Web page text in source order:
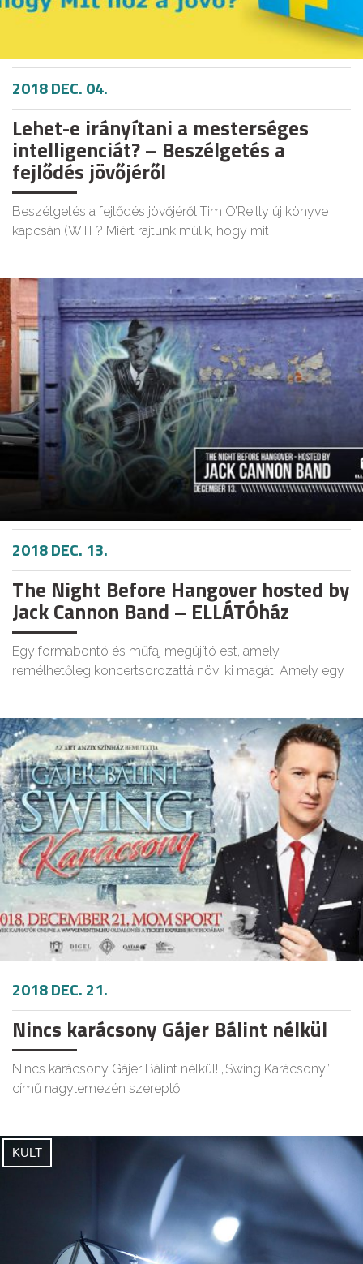
2018 DEC. 04.
Lehet-e irányítani a mesterséges
intelligenciát? – Beszélgetés a
fejlődés jövőjéről
Beszélgetés a fejlődés jövőjéről Tim O’Reilly új könyve
kapcsán (WTF? Miért rajtunk múlik, hogy mit
2018 DEC. 13.
The Night Before Hangover hosted by
Jack Cannon Band – ELLÁTÓház
Egy formabontó és műfaj megújító est, amely
remélhetőleg koncertsorozattá növi ki magát. Amely egy
2018 DEC. 21.
Nincs karácsony Gájer Bálint nélkül
Nincs karácsony Gájer Bálint nélkül! „Swing Karácsony”
című nagylemezén szereplő
KULT